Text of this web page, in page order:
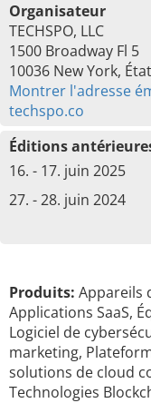
Organisateur
TECHSPO, LLC
1500 Broadway Fl 5
10036 New York,
Montrer l'adresse
techspo.co
Éditions
16. - 17. juin 2025
27. - 28. juin 2024
Produits: Appareils
Applications SaaS,
Logiciel de
marketing,
solutions de cloud
Technologies